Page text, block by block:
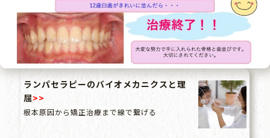
ランパセラピーのバイオメカニクスと理
屈>>
根本原因から矯正治療まで線で繋げる